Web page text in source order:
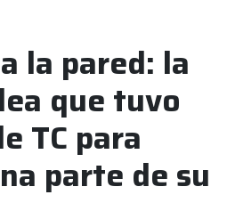
la pared: la
que tuvo
TC para
parte de su